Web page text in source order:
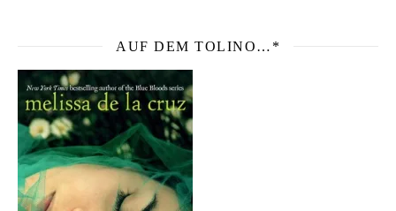
AUF DEM TOLINO…*